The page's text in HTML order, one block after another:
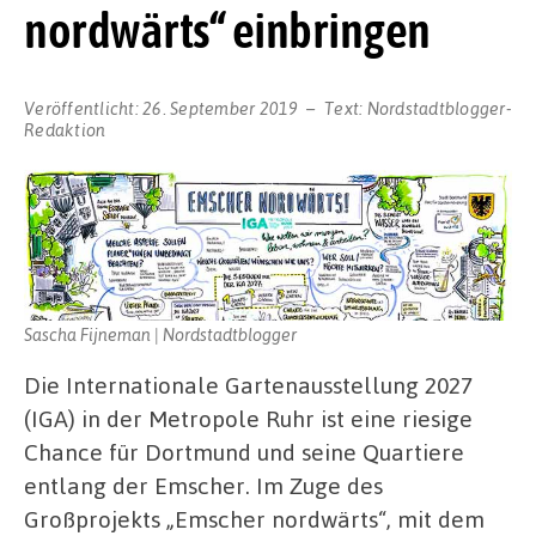
nordwärts“ einbringen
Veröffentlicht:26. September 2019 Text: Nordstadtblogger-
Redaktion
Sascha Fijneman | Nordstadtblogger
Die Internationale Gartenausstellung 2027
(IGA) in der Metropole Ruhr ist eine riesige
Chance für Dortmund und seine Quartiere
entlang der Emscher. Im Zuge des
Großprojekts „Emscher nordwärts“, mit dem